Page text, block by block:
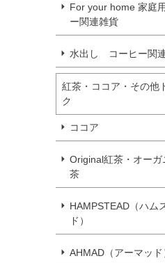
For your home 家庭
ー関連雑貨
水出し コーヒー関
紅茶・ココア・その他
ク
ココア
Original紅茶・オーガ
茶
HAMPSTEAD（ハム
ド）
AHMAD（アーマッド